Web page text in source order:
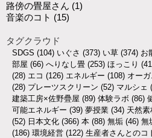
路傍の畳屋さん (1)
音楽のコト (15)
タグクラウド
SDGS (104) いぐさ (373) い草 (374) お
部屋 (66) へりなし畳 (253) ほっこり
(28) エコ (126) エネルギー (108) オー
(28) プレーツスクリーン (52) マルシェ
建築工房×佐野疊屋 (89) 体験ラボ (86)
可能エネルギー (39) 夢授業 (34) 天然素
(52) 日本文化 (366) 本 (88) 無垢 (46) 無
(186) 環境経営 (122) 生産者さんとのコ